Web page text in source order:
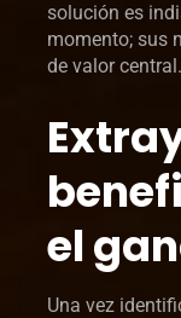
solución es
momento; sus
de valor central.
el
Una vez